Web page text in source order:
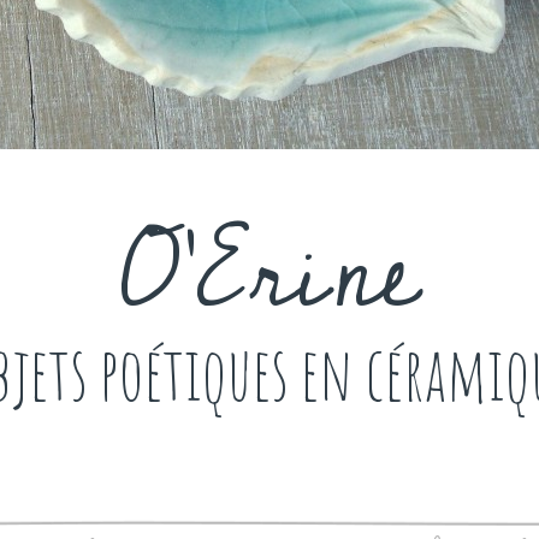
O'Erine
poétiques en